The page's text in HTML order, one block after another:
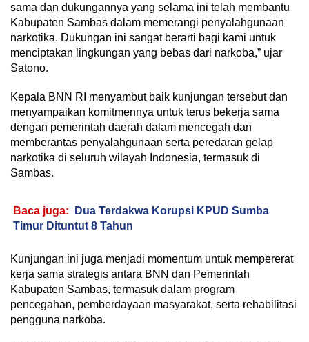
sama dan dukungannya yang selama ini telah membantu
Kabupaten Sambas dalam memerangi penyalahgunaan
narkotika. Dukungan ini sangat berarti bagi kami untuk
menciptakan lingkungan yang bebas dari narkoba,” ujar
Satono.
Kepala BNN RI menyambut baik kunjungan tersebut dan
menyampaikan komitmennya untuk terus bekerja sama
dengan pemerintah daerah dalam mencegah dan
memberantas penyalahgunaan serta peredaran gelap
narkotika di seluruh wilayah Indonesia, termasuk di
Sambas.
Baca juga:
Dua Terdakwa Korupsi KPUD Sumba
Timur Dituntut 8 Tahun
Kunjungan ini juga menjadi momentum untuk mempererat
kerja sama strategis antara BNN dan Pemerintah
Kabupaten Sambas, termasuk dalam program
pencegahan, pemberdayaan masyarakat, serta rehabilitasi
pengguna narkoba.